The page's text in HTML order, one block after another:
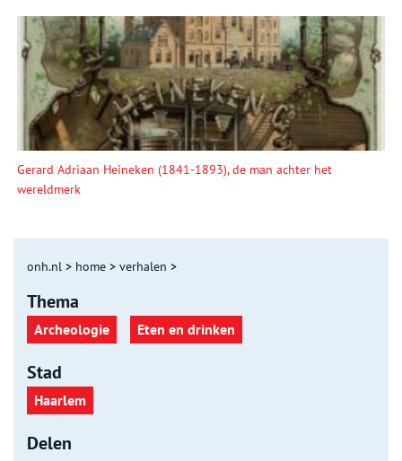
Gerard Adriaan Heineken (1841-1893), de man achter het
wereldmerk
onh.nl > home > verhalen >
Thema
Archeologie Eten en drinken
Stad
Haarlem
Delen